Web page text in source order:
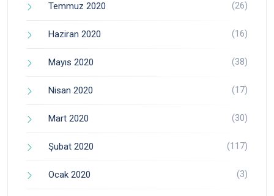
Temmuz 2020 (26)
Haziran 2020 (16)
Mayıs 2020 (38)
Nisan 2020 (17)
Mart 2020 (30)
Şubat 2020 (117)
Ocak 2020 (3)